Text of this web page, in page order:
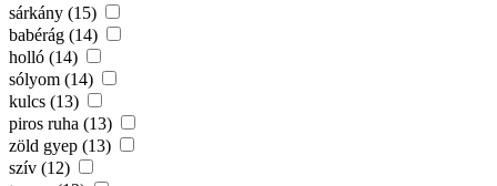
sárkány (15)
babérág (14)
holló (14)
sólyom (14)
kulcs (13)
piros ruha (13)
zöld gyep (13)
szív (12)